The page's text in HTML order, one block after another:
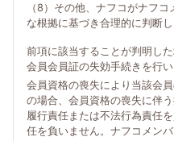
（8）その他、ナフコがナフ
な根拠に基づき合理的に判断し
前項に該当することが判明し
会員会員証の失効手続きを行
会員資格の喪失により当該会
の場合、会員資格の喪失に伴
履行責任または不法行為責任
任を負いません。ナフコメン